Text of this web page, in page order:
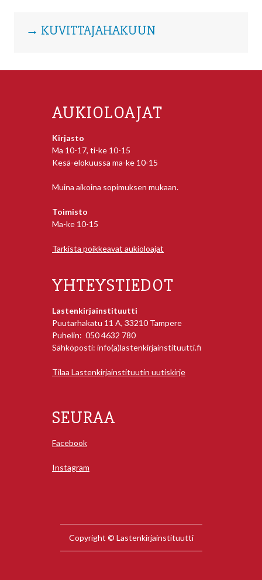
→ KUVITTAJAHAKUUN
AUKIOLOAJAT
Kirjasto
Ma 10-17, ti-ke 10-15
Kesä-elokuussa ma-ke 10-15
Muina aikoina sopimuksen mukaan.
Toimisto
Ma-ke 10-15
Tarkista poikkeavat aukioloajat
YHTEYSTIEDOT
Lastenkirjainstituutti
Puutarhakatu 11 A, 33210 Tampere
Puhelin: 050 4632 780
Sähköposti: info(a)lastenkirjainstituutti.fi
Tilaa Lastenkirjainstituutin uutiskirje
SEURAA
Facebook
Instagram
Copyright © Lastenkirjainstituutti